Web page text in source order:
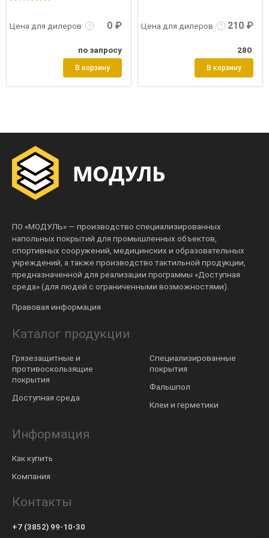
Цена для дилеров 0 ₽
по запросу
В корзину
Цена для дилеров 210 ₽
280
В корзину
ПО «МОДУЛЬ» — производство специализированных
напольных покрытий для промышленных объектов,
спортивных сооружений, медицинских и образовательных
учреждений, а также производство тактильной продукции,
предназначенной для реализации программы «Доступная
среда» (для людей с ограниченными возможностями).
Правовая информация
Каталог продукции
Грязезащитные и
противоскользящие
покрытия
Доступная среда
Специализированные
покрытия
Фальшпол
Клеи и герметики
Информация
Как купить
Компания
Контакты
+7 (3852) 99-10-30